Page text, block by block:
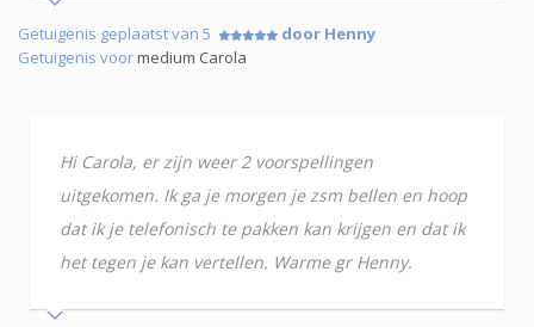
Getuigenis geplaatst van 5
door Henny
Getuigenis voormedium Carola
Hi Carola, er zijn weer 2 voorspellingen
uitgekomen. Ik ga je morgen je zsm bellen en hoop
dat ik je telefonisch te pakken kan krijgen en dat ik
het tegen je kan vertellen. Warme gr Henny.